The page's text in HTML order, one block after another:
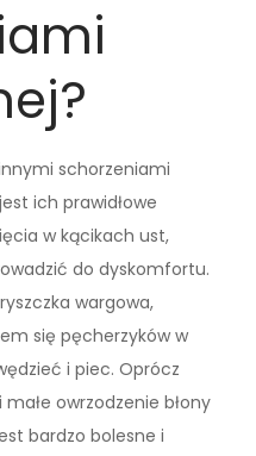
schorzeniami
ich prawidłowe
w kącikach ust,
do dyskomfortu.
wargowa,
się pęcherzyków w
i piec. Oprócz
owrzodzenie błony
bardzo bolesne i